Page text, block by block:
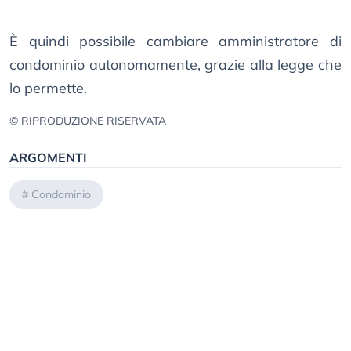
È quindi possibile cambiare amministratore di
condominio autonomamente, grazie alla legge che
lo permette.
© RIPRODUZIONE RISERVATA
ARGOMENTI
# Condominio